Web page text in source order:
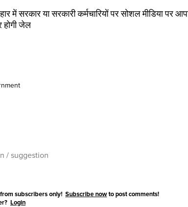
में सरकार या सरकारी कर्मचारियों पर सोशल मीडिया पर
होगी जेल
subscribers only! Subscribe nowto post comments!
Login